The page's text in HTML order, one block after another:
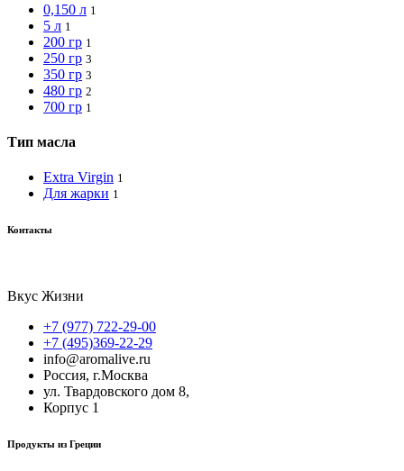
0,150 л 1
5 л 1
200 гр 1
250 гр 3
350 гр 3
480 гр 2
700 гр 1
Тип масла
Extra Virgin 1
Для жарки 1
Контакты
Вкус Жизни
+7 (977) 722-29-00
+7 (495)369-22-29
info@aromalive.ru
Россия, г.Москва
ул. Твардовского дом 8,
Корпус 1
Продукты из Греции